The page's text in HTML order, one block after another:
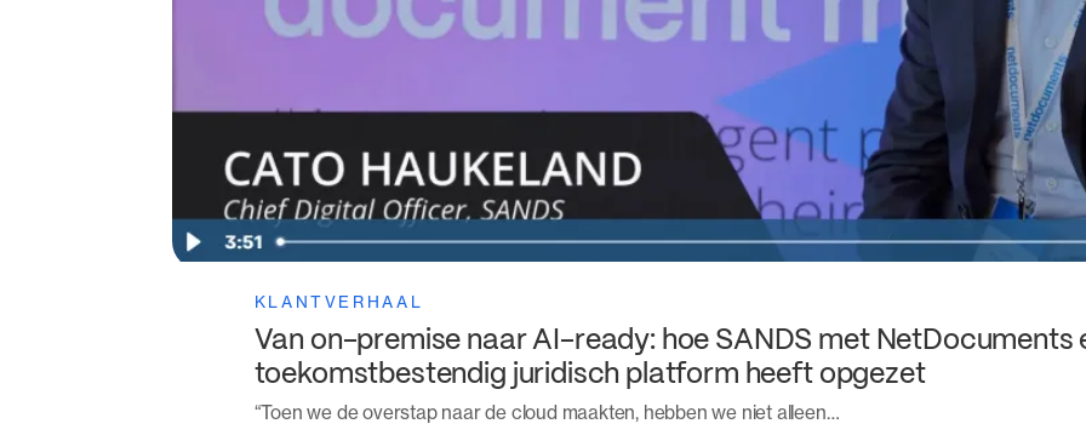
KLANTVERHAAL
Van on-premise naar AI-ready: hoe SANDS met NetDocuments
toekomstbestendig juridisch platform heeft opgezet
“Toen we de overstap naar de cloud maakten, hebben we niet alleen…